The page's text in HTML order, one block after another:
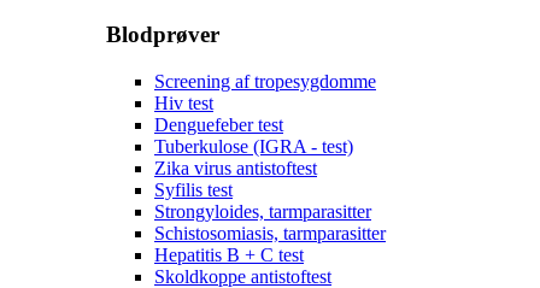
Blodprøver
Screening af tropesygdomme
Hiv test
Denguefeber test
Tuberkulose (IGRA - test)
Zika virus antistoftest
Syfilis test
Strongyloides, tarmparasitter
Schistosomiasis, tarmparasitter
Hepatitis B + C test
Skoldkoppe antistoftest